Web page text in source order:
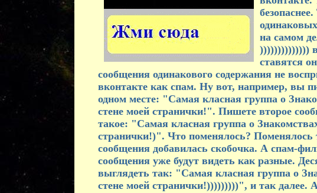
на самом
))))))))))))))
ставятся
сообщения одинакового содержания не
вконтакте как спам. Ну вот, например, вы
одном месте: "Самая класная группа о
стене моей странички!". Пишете второе
такое: "Самая класная группа о
странички!)". Что поменялось? Поменялось
сообщения добавилась скобочка. А спам-
сообщения уже будут видеть как разные.
выглядеть так: "Самая класная группа о
стене моей странички!)))))))))", и так далее.